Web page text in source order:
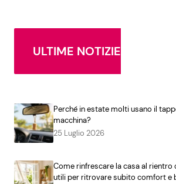
ULTIME NOTIZIE
Perché in estate molti usano il
macchina?
25 Luglio 2026
Come rinfrescare la casa al rientro
utili per ritrovare subito comfort e